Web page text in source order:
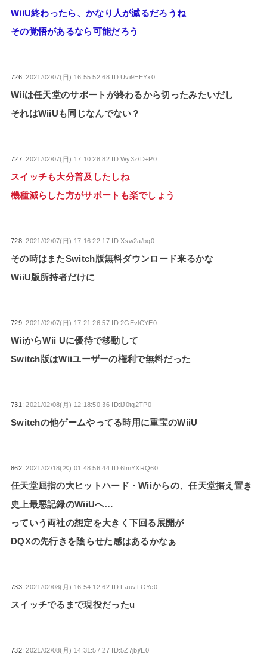
WiiU終わったら、かなり人が減るだろうね
その覚悟があるなら可能だろう
726:2021/02/07(日) 16:55:52.68 ID:Uvi9EEYx0
Wiiは任天堂のサポートが終わるから切ったみたいだし
それはWiiUも同じなんでない？
727:2021/02/07(日) 17:10:28.82 ID:Wy3z/D+P0
スイッチも大分普及したしね
機種減らした方がサポートも楽でしょう
728:2021/02/07(日) 17:16:22.17 ID:Xsw2a/bq0
その時はまたSwitch版無料ダウンロード来るかな
WiiU版所持者だけに
729:2021/02/07(日) 17:21:26.57 ID:2GEvlCYE0
WiiからWii Uに優待で移動して
Switch版はWiiユーザーの権利で無料だった
731:2021/02/08(月) 12:18:50.36 ID:iJ0tq2TP0
Switchの他ゲームやってる時用に重宝のWiiU
862:2021/02/18(木) 01:48:56.44 ID:6lmYXRQ60
任天堂屈指の大ヒットハード・Wiiからの、任天堂据え置き
史上最悪記録のWiiUへ…
っていう両社の想定を大きく下回る展開が
DQXの先行きを陰らせた感はあるかなぁ
733:2021/02/08(月) 16:54:12.62 ID:FauvTOYe0
スイッチでるまで現役だったu
732:2021/02/08(月) 14:31:57.27 ID:5Z7jbj/E0